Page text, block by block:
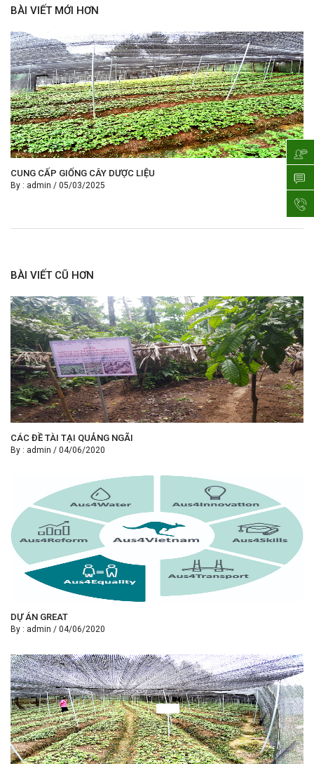
BÀI VIẾT MỚI HƠN
CUNG CẤP GIỐNG CÂY DƯỢC LIỆU
By : admin / 05/03/2025
BÀI VIẾT CŨ HƠN
CÁC ĐỀ TÀI TẠI QUẢNG NGÃI
By : admin / 04/06/2020
DỰ ÁN GREAT
By : admin / 04/06/2020